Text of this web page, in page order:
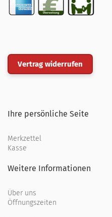
Vertrag widerrufen
Ihre persönliche Seite
Merkzettel
Kasse
Weitere Informationen
Über uns
Öffnungszeiten